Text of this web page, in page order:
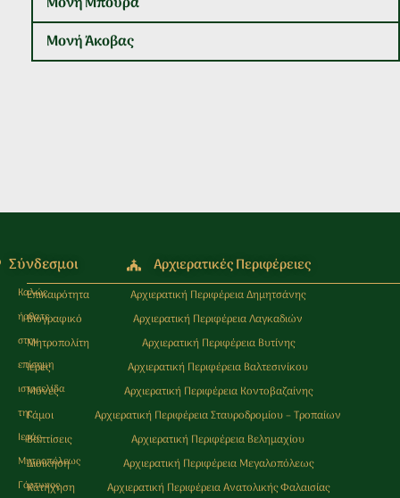
Μονή Άκοβας
Καλώς
ήρθατε
στην
επίσημη
ιστοσελίδα
της
Ιεράς
Μητρoπόλεως
Γόρτυνος
Σύνδεσμοι
Επικαιρότητα
Βιογραφικό
Μητροπολίτη
Ιερές
Μονές
Γάμοι
Βαπτίσεις
Διοίκηση
Κατήχηση
Αρχιερατικές Περιφέρειες
Αρχιερατική Περιφέρεια Δημητσάνης
Αρχιερατική Περιφέρεια Λαγκαδιών
Αρχιερατική Περιφέρεια Βυτίνης
Αρχιερατική Περιφέρεια Βαλτεσινίκου
Αρχιερατική Περιφέρεια Κοντοβαζαίνης
Αρχιερατική Περιφέρεια Σταυροδρομίου – Τροπαίων
Αρχιερατική Περιφέρεια Βελημαχίου
Αρχιερατική Περιφέρεια Μεγαλοπόλεως
Αρχιερατική Περιφέρεια Ανατολικής Φαλαισίας